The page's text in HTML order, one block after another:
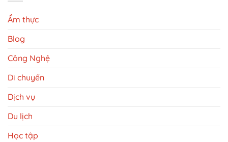
Ẩm thực
Blog
Công Nghệ
Di chuyển
Dịch vụ
Du lịch
Học tập